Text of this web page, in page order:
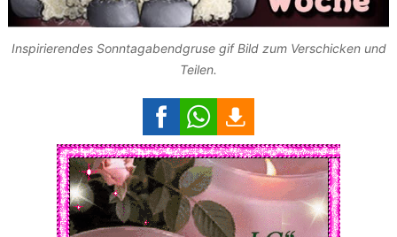
Inspirierendes Sonntagabendgruse gif Bild zum Verschicken und
Teilen.